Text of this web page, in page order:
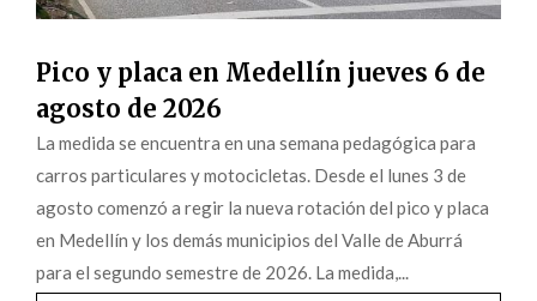
Pico y placa en Medellín jueves 6 de
agosto de 2026
La medida se encuentra en una semana pedagógica para
carros particulares y motocicletas. Desde el lunes 3 de
agosto comenzó a regir la nueva rotación del pico y placa
en Medellín y los demás municipios del Valle de Aburrá
para el segundo semestre de 2026. La medida,...